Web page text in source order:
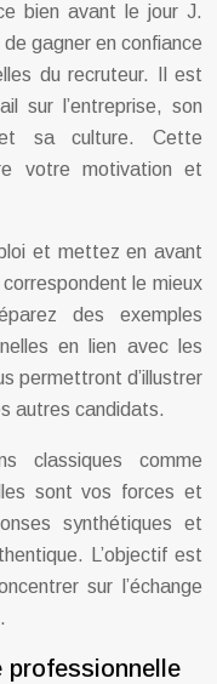
bien avant le jour J.
gagner en confiance
du recruteur. Il est
sur l’entreprise, son
sa culture. Cette
votre motivation et
et mettez en avant
le mieux
des exemples
en lien avec les
permettront d’illustrer
autres candidats.
classiques comme
sont vos forces et
synthétiques et
L’objectif est
sur l’échange
professionnelle